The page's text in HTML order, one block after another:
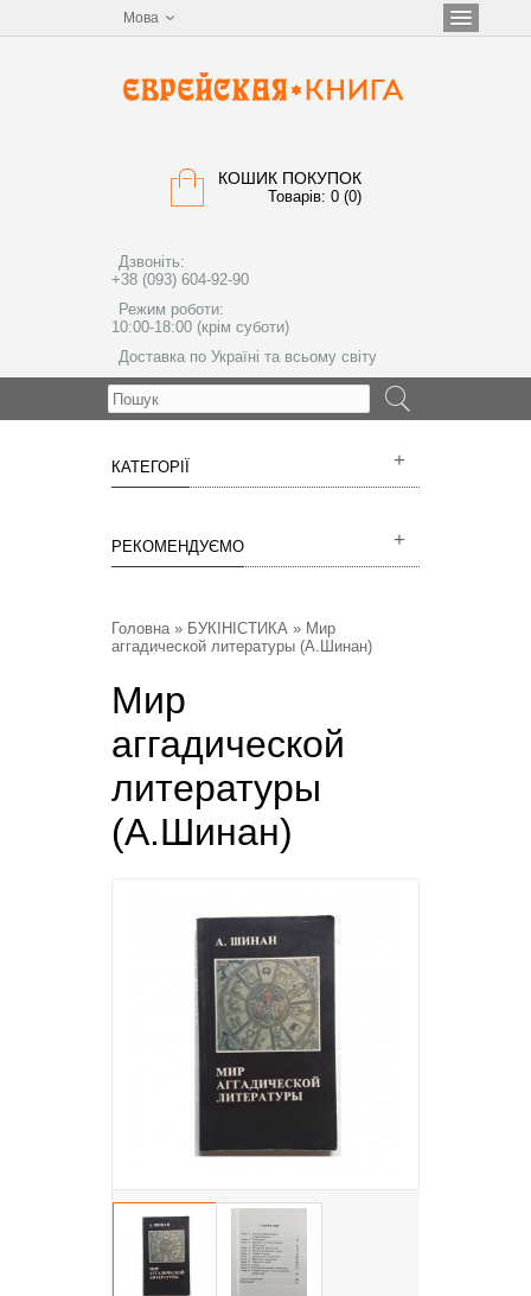
Мова
КОШИК ПОКУПОК
Товарів: 0 (0)
Дзвоніть:
+38 (093) 604-92-90
Режим роботи:
10:00-18:00 (крім суботи)
Доставка по Україні та всьому світу
КАТЕГОРІЇ
РЕКОМЕНДУЄМО
Головна» БУКІНІСТИКА » Мир
аггадической литературы (А.Шинан)
Мир
аггадической
литературы
(А.Шинан)